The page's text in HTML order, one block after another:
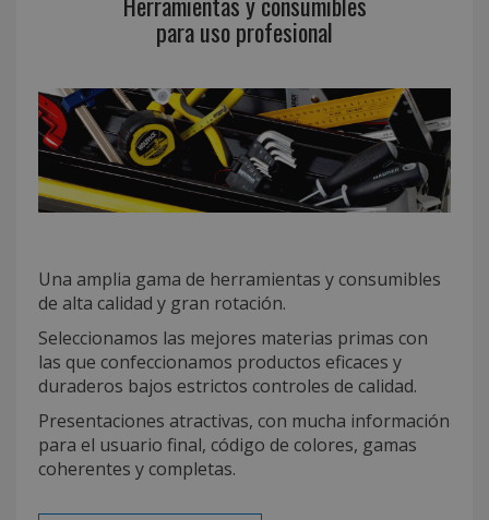
para uso profesional
Una amplia gama de herramientas y consumibles
de alta calidad y gran rotación.
Seleccionamos las mejores materias primas con
las que confeccionamos productos eficaces y
duraderos bajos estrictos controles de calidad.
Presentaciones atractivas, con mucha información
para el usuario final, código de colores, gamas
coherentes y completas.